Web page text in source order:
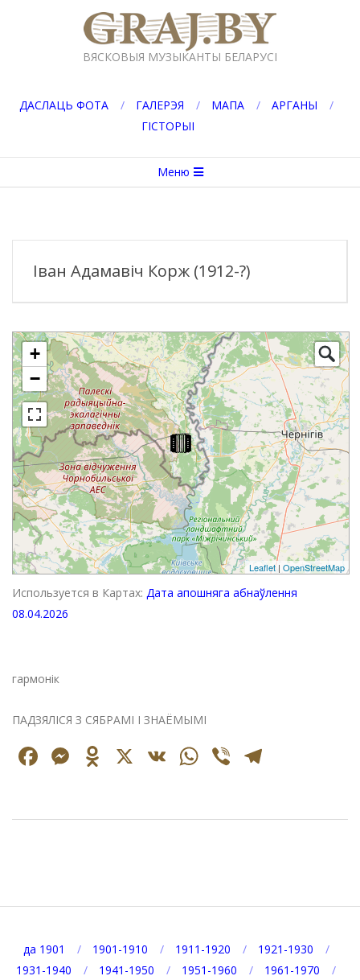
GRAJ.BY
ВЯСКОВЫЯ МУЗЫКАНТЫ БЕЛАРУСІ
ДАСЛАЦЬ ФОТА ГАЛЕРЭЯ МАПА
АРГАНЫ
ГІСТОРЫІ
меню
Меню
Іван Адамавіч Корж (1912-?)
+
−
Leaflet| OpenStreetMap
Используется в Картах: Дата апошняга абнаўлення
08.04.2026
гармонік
ПАДЗЯЛІСЯ З СЯБРАМІ І ЗНАЁМЫМІ
Facebook
Messenger
Odnoklassniki
X VK WhatsApp
Viber
да 1901 1901-1910 1911-1920
1921-1930
1931-1940
1941-1950 1951-1960
1961-1970